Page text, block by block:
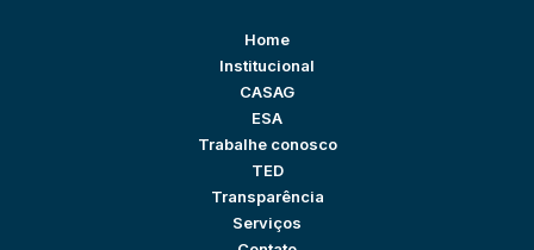
Home
Institucional
CASAG
ESA
Trabalhe conosco
TED
Transparência
Serviços